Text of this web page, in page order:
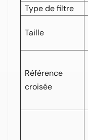
Type de filtre
Taille
Référence
croisée